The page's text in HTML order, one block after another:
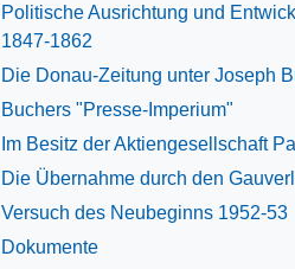
Politische Ausrichtung und
1847-1862
Die Donau-Zeitung unter Joseph
Buchers "Presse-Imperium"
Im Besitz der Aktiengesellschaft
Die Übernahme durch den
Versuch des Neubeginns 1952-53
Dokumente